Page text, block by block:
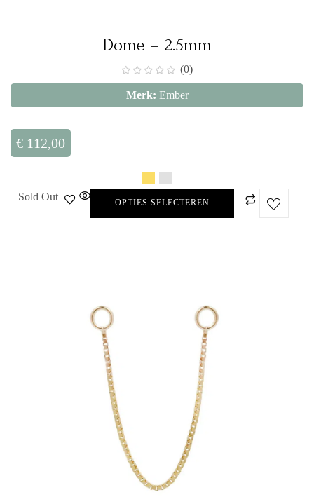
Dome – 2.5mm
(0)
Merk: Ember
€ 112,00
Sold Out OPTIES SELECTEREN